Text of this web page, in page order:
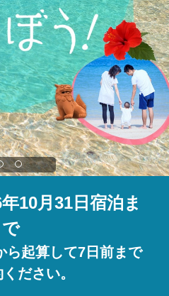
10月31日宿泊ま
で
起算して7日前まで
ださい。